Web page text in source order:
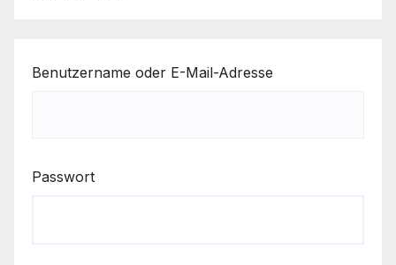
Benutzername oder E-Mail-Adresse
Passwort